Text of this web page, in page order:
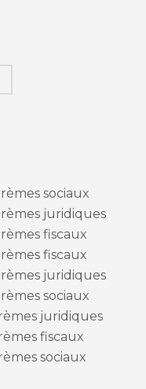
sociaux
juridiques
fiscaux
fiscaux
juridiques
sociaux
juridiques
fiscaux
sociaux